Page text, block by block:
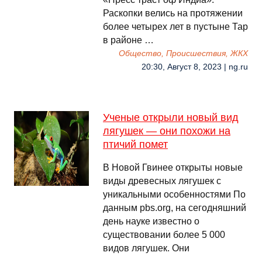
Раскопки велись на протяжении
более четырех лет в пустыне Тар
в районе …
Общество, Происшествия, ЖКХ
20:30, Август 8, 2023 | ng.ru
Ученые открыли новый вид
лягушек — они похожи на
птичий помет
В Новой Гвинее открыты новые
виды древесных лягушек с
уникальными особенностями По
данным pbs.org, на сегодняшний
день науке известно о
существовании более 5 000
видов лягушек. Они